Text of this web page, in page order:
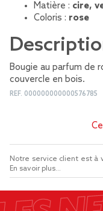
Matière : cire,
Coloris : rose
Bougie au parfum de
couvercle en bois.
REF. 000000000000576785
Notre service client est à
En savoir plus...